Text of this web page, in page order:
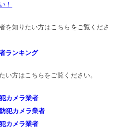
！
を知りたい方はこちらをご覧くださ
ランキング
い方はこちらをご覧ください。
カメラ業者
犯カメラ業者
カメラ業者